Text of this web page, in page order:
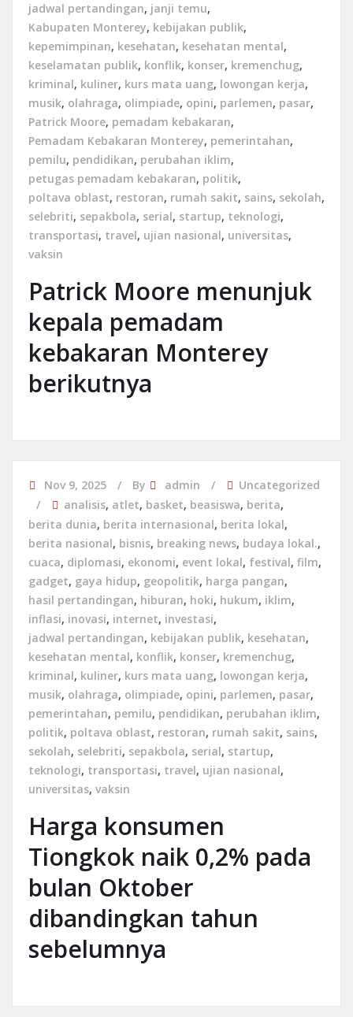
jadwal pertandingan, janji temu,
Kabupaten Monterey, kebijakan publik,
kepemimpinan, kesehatan, kesehatan mental,
keselamatan publik, konflik, konser, kremenchug,
kriminal, kuliner, kurs mata uang, lowongan kerja,
musik, olahraga, olimpiade, opini, parlemen, pasar,
Patrick Moore, pemadam kebakaran,
Pemadam Kebakaran Monterey, pemerintahan,
pemilu, pendidikan, perubahan iklim,
petugas pemadam kebakaran, politik,
poltava oblast, restoran, rumah sakit, sains, sekolah,
selebriti, sepakbola, serial, startup, teknologi,
transportasi, travel, ujian nasional, universitas,
vaksin
Patrick Moore menunjuk
kepala pemadam
kebakaran Monterey
berikutnya
Nov 9, 2025 By admin
Uncategorized
analisis, atlet, basket, beasiswa, berita,
berita dunia, berita internasional, berita lokal,
berita nasional, bisnis, breaking news, budaya lokal.,
cuaca, diplomasi, ekonomi, event lokal, festival, film,
gadget, gaya hidup, geopolitik, harga pangan,
hasil pertandingan, hiburan, hoki, hukum, iklim,
inflasi, inovasi, internet, investasi,
jadwal pertandingan, kebijakan publik, kesehatan,
kesehatan mental, konflik, konser, kremenchug,
kriminal, kuliner, kurs mata uang, lowongan kerja,
musik, olahraga, olimpiade, opini, parlemen, pasar,
pemerintahan, pemilu, pendidikan, perubahan iklim,
politik, poltava oblast, restoran, rumah sakit, sains,
sekolah, selebriti, sepakbola, serial, startup,
teknologi, transportasi, travel, ujian nasional,
universitas, vaksin
Harga konsumen
Tiongkok naik 0,2% pada
bulan Oktober
dibandingkan tahun
sebelumnya